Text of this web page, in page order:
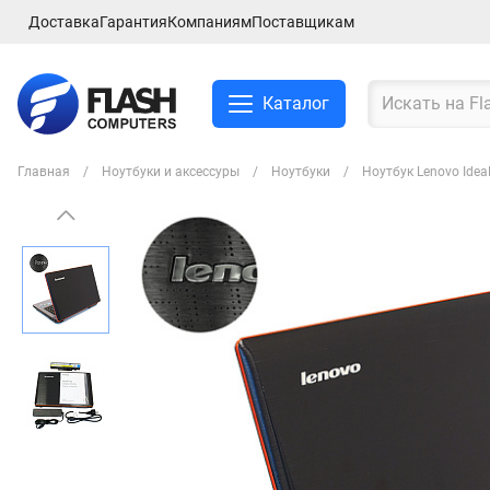
ДоставкаГарантияКомпаниямПоставщикам
Каталог
Главная Ноутбуки и аксессуры Ноутбуки Ноутбук Lenovo
Смартфоны и планшеты
Ноутбуки и аксессуры
Компьютеры и
комплектующие
Сетевое оборудование